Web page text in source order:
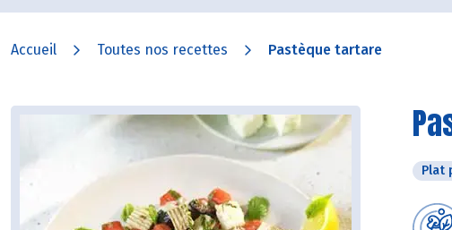
Accueil Toutes nos recettes Pastèque tartare
Plat